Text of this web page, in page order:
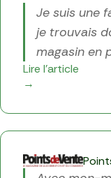
Je suis une
je trouvais
magasin en
Lire l'article
→